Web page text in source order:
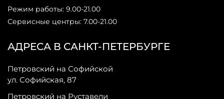
АДРЕСА В САНКТ-ПЕТЕРБУРГЕ
Петровский на Софийской
ул. Софийская, 87
Петровский на Руставели
Режим работы: 9.00-21.00
Сервисные центры: 7.00-21.00